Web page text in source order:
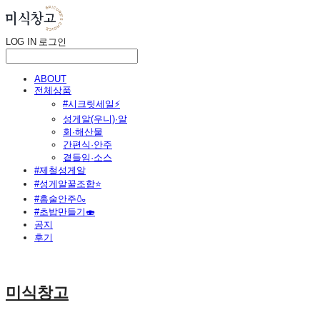
LOG IN 로그인
ABOUT
전체상품
#시크릿세일⚡
성게알(우니)·알
회·해산물
간편식·안주
곁들임·소스
#제철성게알
#성게알꿀조합⭐
#홈술안주🍶
#초밥만들기🍣
공지
후기
미식창고